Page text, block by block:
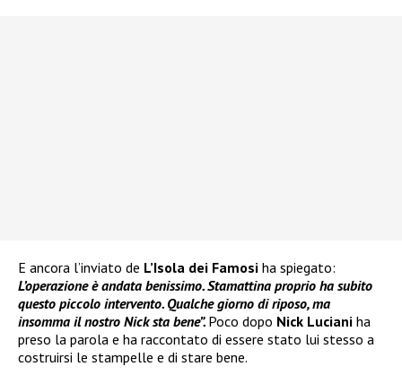
E ancora l’inviato de L’Isola dei Famosi ha spiegato:
L’operazione è andata benissimo. Stamattina proprio ha subito
questo piccolo intervento. Qualche giorno di riposo, ma
insomma il nostro Nick sta bene”. Poco dopo Nick Luciani ha
preso la parola e ha raccontato di essere stato lui stesso a
costruirsi le stampelle e di stare bene.